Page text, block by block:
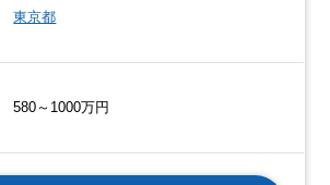
東京都
580～1000万円